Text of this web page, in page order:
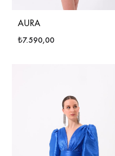
AURA
₺7.590,00